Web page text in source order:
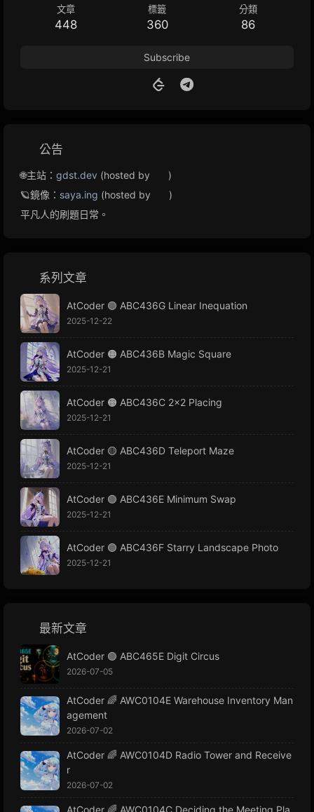
文章
448
標籤
360
分類
86
Subscribe
公告
🌐主站： gdst.dev (hosted by
)
🪐鏡像： saya.ing (hosted by
)
平凡人的刷題日常。
系列文章
AtCoder 🟣 ABC436G Linear Inequation
2025-12-22
AtCoder 🟠 ABC436B Magic Square
2025-12-21
AtCoder 🟠 ABC436C 2x2 Placing
2025-12-21
AtCoder 🟡 ABC436D Teleport Maze
2025-12-21
AtCoder 🟢 ABC436E Minimum Swap
2025-12-21
AtCoder 🟢 ABC436F Starry Landscape Photo
2025-12-21
最新文章
AtCoder 🟢 ABC465E Digit Circus
2026-07-05
AtCoder 🌈 AWC0104E Warehouse Inventory Man
agement
2026-07-02
AtCoder 🌈 AWC0104D Radio Tower and Receive
r
2026-07-02
AtCoder 🌈 AWC0104C Deciding the Meeting Pla